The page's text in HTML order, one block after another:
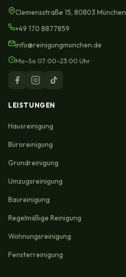
Clemensstraße 15, 80803 München
+49 170 8877859
info@reinigungmunchen.de
Mo–So 07:00–23:00 Uhr
LEISTUNGEN
Hausreinigung
Büroreinigung
Grundreinigung
Umzugsreinigung
Baureinigung
Regelmäßige Reinigung
Wohnungsreinigung
Fensterreinigung